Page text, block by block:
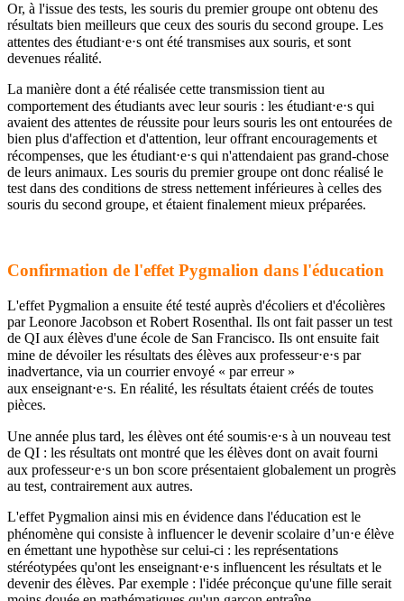
Or, à l'issue des tests, les souris du premier groupe ont obtenu des
résultats bien meilleurs que ceux des souris du second groupe. Les
attentes des étudiant⋅e⋅s ont été transmises aux souris, et sont
devenues réalité.
La manière dont a été réalisée cette transmission tient au
comportement des étudiants avec leur souris : les étudiant⋅e⋅s qui
avaient des attentes de réussite pour leurs souris les ont entourées de
bien plus d'affection et d'attention, leur offrant encouragements et
récompenses, que les étudiant⋅e⋅s qui n'attendaient pas grand-chose
de leurs animaux. Les souris du premier groupe ont donc réalisé le
test dans des conditions de stress nettement inférieures à celles des
souris du second groupe, et étaient finalement mieux préparées.
Confirmation de l'effet Pygmalion dans l'éducation
L'effet Pygmalion a ensuite été testé auprès d'écoliers et d'écolières
par Leonore Jacobson et Robert Rosenthal. Ils ont fait passer un test
de QI aux élèves d'une école de San Francisco. Ils ont ensuite fait
mine de dévoiler les résultats des élèves aux professeur⋅e⋅s par
inadvertance, via un courrier envoyé « par erreur »
aux enseignant⋅e⋅s. En réalité, les résultats étaient créés de toutes
pièces.
Une année plus tard, les élèves ont été soumis⋅e⋅s à un nouveau test
de QI : les résultats ont montré que les élèves dont on avait fourni
aux professeur⋅e⋅s un bon score présentaient globalement un progrès
au test, contrairement aux autres.
L'effet Pygmalion ainsi mis en évidence dans l'éducation est le
phénomène qui consiste à influencer le devenir scolaire d’un⋅e élève
en émettant une hypothèse sur celui-ci : les représentations
stéréotypées qu'ont les enseignant⋅e⋅s influencent les résultats et le
devenir des élèves. Par exemple : l'idée préconçue qu'une fille serait